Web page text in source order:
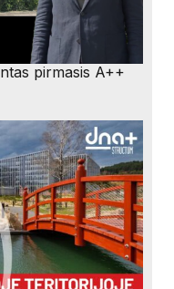
pirmasis A++